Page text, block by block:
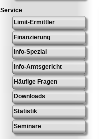
Service
Limit-Ermittler
Finanzierung
Info-Spezial
Info-Amtsgericht
Häufige Fragen
Downloads
Statistik
Seminare